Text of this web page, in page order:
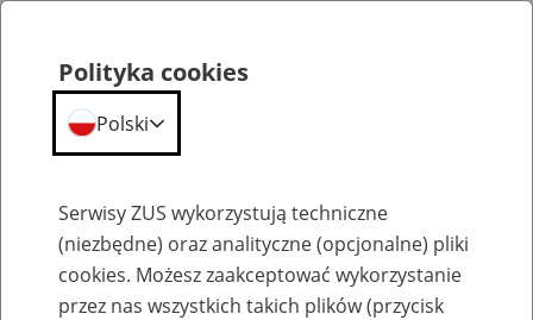
Przepraszamy,
podana strona nie została znaleziona.
Polityka cookies
Polski
Serwisy ZUS wykorzystują techniczne
(niezbędne) oraz analityczne (opcjonalne) pliki
cookies. Możesz zaakceptować wykorzystanie
przez nas wszystkich takich plików (przycisk